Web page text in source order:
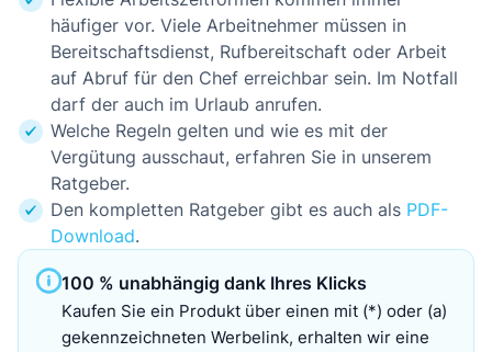
häufiger vor. Viele Arbeitnehmer müssen in
Bereitschaftsdienst, Rufbereitschaft oder Arbeit
auf Abruf für den Chef erreichbar sein. Im Notfall
darf der auch im Urlaub anrufen.
Welche Regeln gelten und wie es mit der
Vergütung ausschaut, erfahren Sie in unserem
Ratgeber.
Den kompletten Ratgeber gibt es auch als PDF-
Download.
100 % unabhängig dank Ihres Klicks
Kaufen Sie ein Produkt über einen mit (*) oder (a)
gekennzeichneten Werbelink, erhalten wir eine